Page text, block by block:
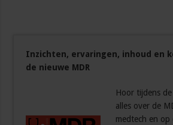
Inzichten, ervaringen, inhoud en
de nieuwe MDR
Hoor tijdens
alles over de
medtech en